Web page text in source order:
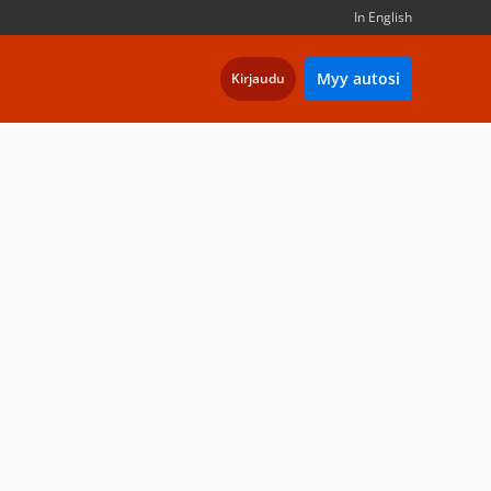
In English
Kirjaudu Myy autosi